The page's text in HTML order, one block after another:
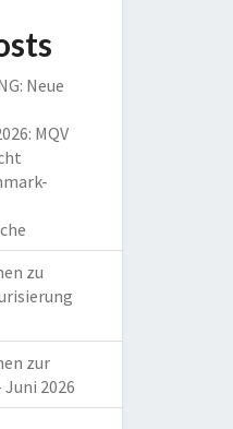
Neue
MQV
zu
zur
2026